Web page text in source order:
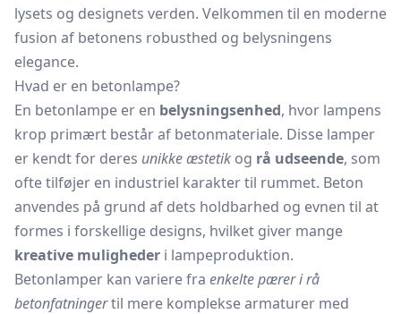
lysets og designets verden. Velkommen til en moderne
fusion af betonens robusthed og belysningens
elegance.
Hvad er en betonlampe?
En betonlampe er en belysningsenhed, hvor lampens
krop primært består af betonmateriale. Disse lamper
er kendt for deres unikke æstetik og rå udseende, som
ofte tilføjer en industriel karakter til rummet. Beton
anvendes på grund af dets holdbarhed og evnen til at
formes i forskellige designs, hvilket giver mange
kreative muligheder i lampeproduktion.
Betonlamper kan variere fra enkelte pærer i rå
betonfatningertil mere komplekse armaturer med